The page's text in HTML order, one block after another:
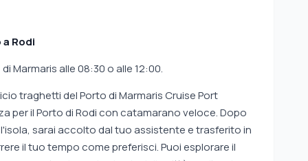
Rodi
Marmaris alle 08:30 o alle 12:00.
traghetti del Porto di Marmaris Cruise Port
per il Porto di Rodi con catamarano veloce. Dopo
sarai accolto dal tuo assistente e trasferito in
il tuo tempo come preferisci. Puoi esplorare il